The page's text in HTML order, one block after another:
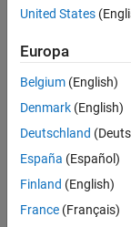
United States
Europa
Belgium (English)
Denmark (English)
Deutschland
España (Español)
Finland (English)
France (Français)
Centro de
Política de
Información de
© 1994-2026